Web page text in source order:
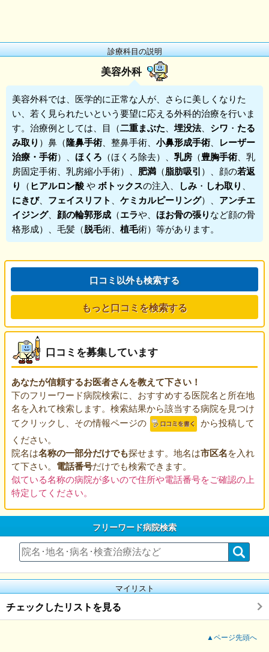
診療科目の説明
美容外科
美容外科では、医学的に正常な人が、さらに美しくなりた
い、若く見られたいという要望に応える外科的治療を行いま
す。治療例としては、目（二重まぶた 、埋没法、 シワ ・ たる
み取り ）鼻（隆鼻手術、整鼻手術、 小鼻形成手術、 レーザー
治療・手術）、 ほくろ （ほくろ除去）、 乳房 （豊胸手術、乳
房固定手術、乳房縮小手術）、 肥満 （脂肪吸引）、顔の若返
り （ ヒアルロン酸やボトックスの注入、 しみ ・ しわ取り
にきび、 フェイスリフト ケミカルピーリング）、 アンチエ
イジング、 顔の輪郭形成 （エラや、 ほお骨の張りなど顔の骨
格形成）、毛髪（脱毛術、 植毛術）等があります。
口コミ以外も検索する
もっと口コミを検索する
口コミを募集しています
あなたが信頼するお医者さんを教えて下さい！
下のフリーワード病院検索に、おすすめする医院名と所在地
名を入れて検索します。検索結果から該当する病院を見つけ
てクリックし、その情報ページの
から投稿して
ください。
院名は名称の一部分だけでも探せます。地名は市区名を入れ
て下さい。 電話番号だけでも検索できます。
似ている名称の病院が多いので住所や電話番号をご確認の上
特定してください。
フリーワード病院検索
マイリスト
チェックしたリストを見る
▲ページ先頭へ